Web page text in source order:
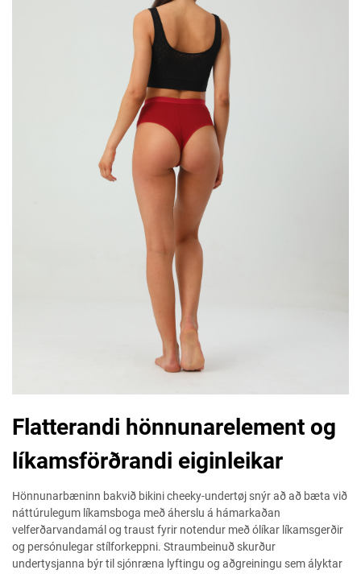
Flatterandi hönnunarelement og
líkamsförðrandi eiginleikar
Hönnunarbæninn bakvið bikini cheeky-undertøj snýr að að bæta við
náttúrulegum líkamsboga með áherslu á hámarkaðan
velferðarvandamál og traust fyrir notendur með ólíkar líkamsgerðir
og persónulegar stílforkeppni. Straumbeinuð skurður
undertysjanna býr til sjónræna lyftingu og aðgreiningu sem ályktar